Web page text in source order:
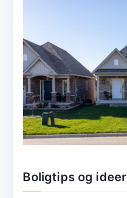
Boligtips og ideer